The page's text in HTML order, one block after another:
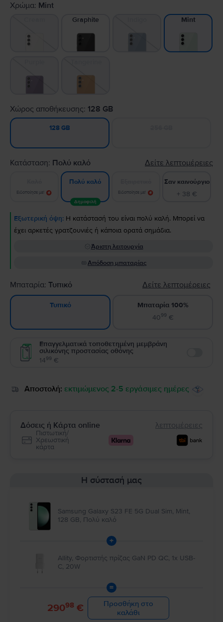
Χρώμα: Mint
Graphite Mint
Χώρος αποθήκευσης: 128 GB
128 GB
Κατάσταση: Πολύ καλό Δείτε λεπτομέρειες
Ειδοποίησε με!
Πολύ καλό
Δημοφιλή
Ειδοποίησε με!
Σαν καινούργιο
+ 38 €
Εξωτερική όψη: Η κατάστασή του είναι πολύ καλή. Μπορεί να
έχει αρκετές γρατζουνιές ή κάποια ορατά σημάδια.
Άριστη λειτουργία
Απόδοση μπαταρίας
Μπαταρία: Τυπικό Δείτε λεπτομέρειες
Τυπικό
Μπαταρία 100%
4099€
Επαγγελματικά τοποθετημένη μεμβράνη
σιλικόνης προστασίας οθόνης
1499 €
Αποστολή: εκτιμώμενος 2-5 εργάσιμες ημέρες
Δόσεις ή Κάρτα online λεπτομέρειες
Πιστωτική/
Χρεωστική
κάρτα
Η σύστασή μας
Samsung Galaxy S23 FE 5G Dual Sim, Mint,
128 GB, Πολύ καλό
+
Allity, Φορτιστής πρίζας GaN PD QC, 1x USB-
C, 20W
=
29098€
Προσθήκη στο
καλάθι